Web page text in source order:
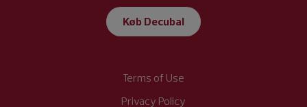
Køb Decubal
Terms of Use
Privacy Policy